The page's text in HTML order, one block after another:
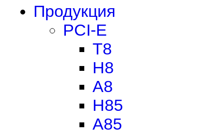
Продукция
PCI-E
T8
H8
A8
H85
A85